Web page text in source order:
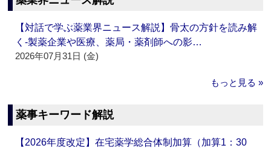
【対話で学ぶ薬業界ニュース解説】骨太の方針を読み解
く‐製薬企業や医療、薬局・薬剤師への影…
2026年07月31日 (金)
もっと見る »
薬事キーワード解説
【2026年度改定】在宅薬学総合体制加算（加算1：30